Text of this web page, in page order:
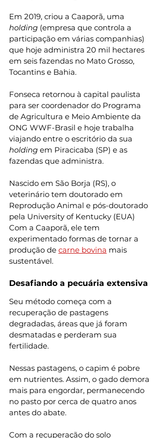
Em 2019, criou a Caaporã, uma
holding (empresa que controla a
participação em várias companhias)
que hoje administra 20 mil hectares
em seis fazendas no Mato Grosso,
Tocantins e Bahia.
Fonseca retornou à capital paulista
para ser coordenador do Programa
de Agricultura e Meio Ambiente da
ONG WWF-Brasil e hoje trabalha
viajando entre o escritório da sua
holding em Piracicaba (SP) e as
fazendas que administra.
Nascido em São Borja (RS), o
veterinário tem doutorado em
Reprodução Animal e pós-doutorado
pela University of Kentucky (EUA)
Com a Caaporã, ele tem
experimentado formas de tornar a
produção de carne bovina mais
sustentável.
Desafiando a pecuária extensiva
Seu método começa com a
recuperação de pastagens
degradadas, áreas que já foram
desmatadas e perderam sua
fertilidade.
Nessas pastagens, o capim é pobre
em nutrientes. Assim, o gado demora
mais para engordar, permanecendo
no pasto por cerca de quatro anos
antes do abate.
Com a recuperação do solo